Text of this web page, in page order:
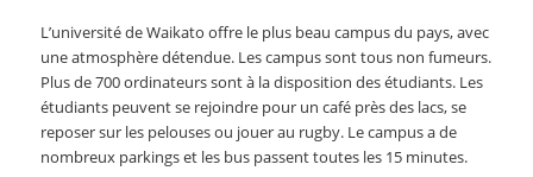
L’université de Waikato offre le plus beau campus du pays, avec
une atmosphère détendue. Les campus sont tous non fumeurs.
Plus de 700 ordinateurs sont à la disposition des étudiants. Les
étudiants peuvent se rejoindre pour un café près des lacs, se
reposer sur les pelouses ou jouer au rugby. Le campus a de
nombreux parkings et les bus passent toutes les 15 minutes.